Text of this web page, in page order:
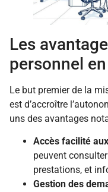
Les
personnel
Le but premier de la
est d’accroître
uns des avantages
Accès facilité
peuvent
prestations, et
Gestion des